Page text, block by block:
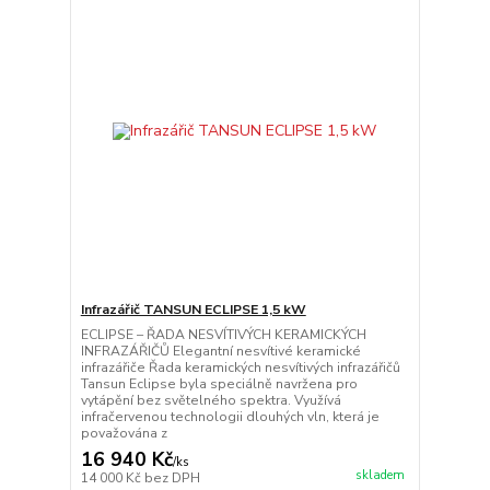
Infrazářič TANSUN ECLIPSE 1,5 kW
ECLIPSE – ŘADA NESVÍTIVÝCH KERAMICKÝCH
INFRAZÁŘIČŮ Elegantní nesvítivé keramické
infrazářiče Řada keramických nesvítivých infrazářičů
Tansun Eclipse byla speciálně navržena pro
vytápění bez světelného spektra. Využívá
infračervenou technologii dlouhých vln, která je
považována z
16 940 Kč/ks
14 000 Kč bez DPH skladem